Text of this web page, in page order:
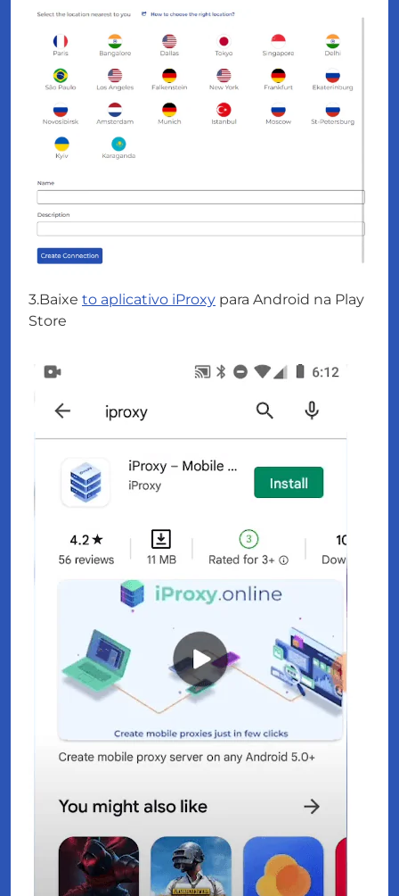
3.Baixe to aplicativo iProxy para Android na Play
Store